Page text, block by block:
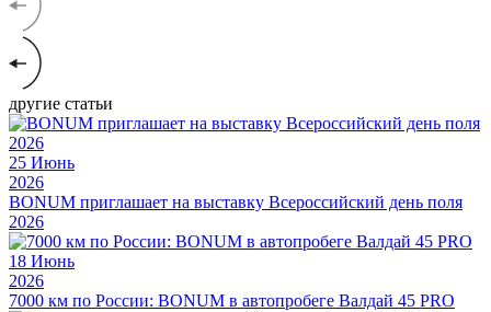
другие статьи
25 Июнь
2026
BONUM приглашает на выставку Всероссийский день поля
2026
18 Июнь
2026
7000 км по России: BONUM в автопробеге Валдай 45 PRO